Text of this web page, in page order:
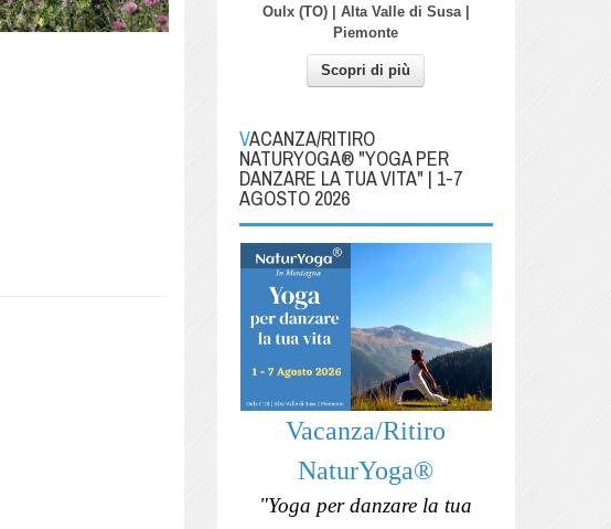
Oulx (TO) | Alta Valle di Susa |
Piemonte
Scopri di più
VACANZA/RITIRO
NATURYOGA® "YOGA PER
DANZARE LA TUA VITA" | 1-7
AGOSTO 2026
Vacanza/Ritiro
NaturYoga®
"Yoga per danzare la tua